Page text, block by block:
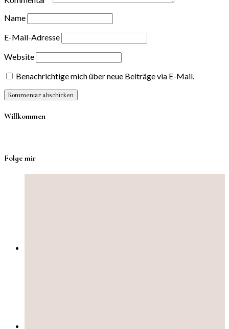
Name
E-Mail-Adresse
Website
Benachrichtige mich über neue Beiträge via E-Mail.
Willkommen
Folge mir